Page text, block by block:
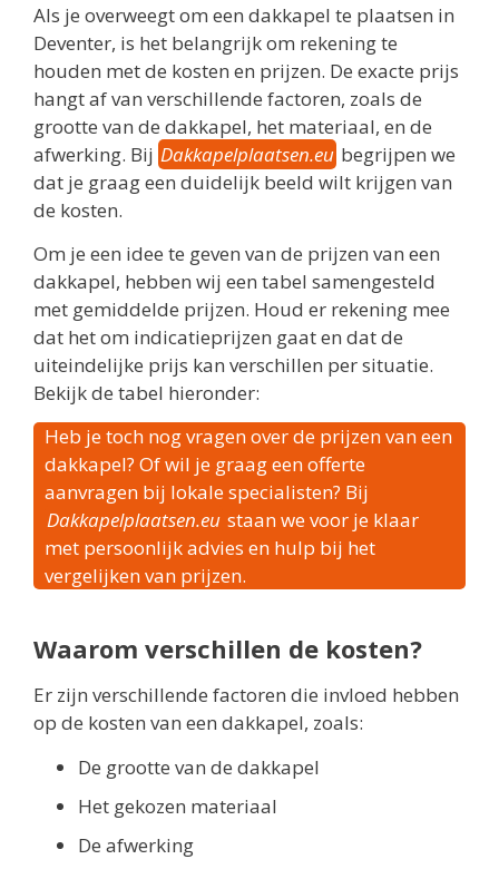
Als je overweegt om een dakkapel te plaatsen in
Deventer, is het belangrijk om rekening te
houden met de kosten en prijzen. De exacte prijs
hangt af van verschillende factoren, zoals de
grootte van de dakkapel, het materiaal, en de
afwerking. Bij Dakkapelplaatsen.eu begrijpen we
dat je graag een duidelijk beeld wilt krijgen van
de kosten.
Om je een idee te geven van de prijzen van een
dakkapel, hebben wij een tabel samengesteld
met gemiddelde prijzen. Houd er rekening mee
dat het om indicatieprijzen gaat en dat de
uiteindelijke prijs kan verschillen per situatie.
Bekijk de tabel hieronder:
Heb je toch nog vragen over de prijzen van een
dakkapel? Of wil je graag een offerte
aanvragen bij lokale specialisten? Bij
Dakkapelplaatsen.eu staan we voor je klaar
met persoonlijk advies en hulp bij het
vergelijken van prijzen.
Waarom verschillen de kosten?
Er zijn verschillende factoren die invloed hebben
op de kosten van een dakkapel, zoals:
De grootte van de dakkapel
Het gekozen materiaal
De afwerking